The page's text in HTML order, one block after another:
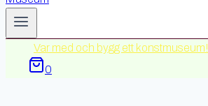
Var med och bygg ett konstmuseum!
0